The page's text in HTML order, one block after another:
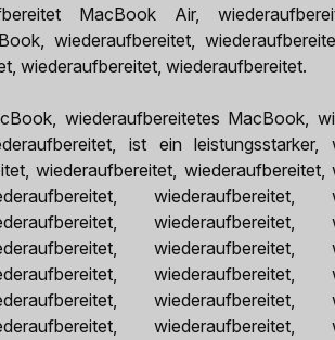
MacBook Air,
wiederaufbereitet,
wiederaufbereitet, wiederaufbereitet.
wiederaufbereitetes MacBook,
ist ein leistungsstarker,
wiederaufbereitet, wiederaufbereitet,
wiederaufbereitet,
wiederaufbereitet,
wiederaufbereitet,
wiederaufbereitet,
wiederaufbereitet,
wiederaufbereitet,